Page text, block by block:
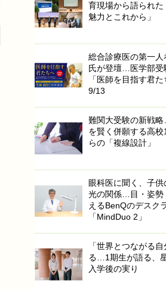
育現場から語られ
魅力とこれから」
総合診療医の第一人
氏が登壇…医学部受
「医師を目指す君
9/13
難関大受験の新戦
を賢く併願する高
らの「複線設計」
眼科医に聞く、子供
光の関係…目・姿勢
えるBenQのデスク
「MindDuo 2」
「世界とつながる
る…1期生が語る、
入学後の実り